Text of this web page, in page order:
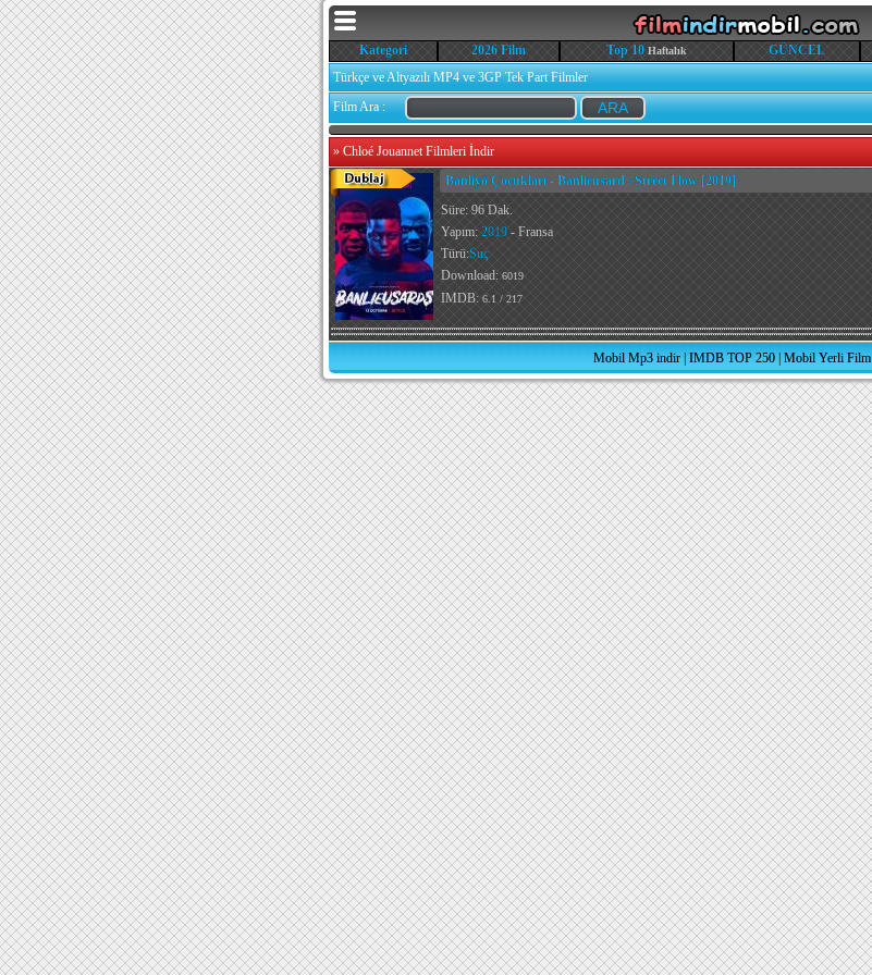
Kategori 2026 Film Top 10 Haftalık GÜNCEL
Türkçe ve Altyazılı MP4 ve 3GP Tek Part Filmler
Film Ara :
» Chloé Jouannet Filmleri İndir
Banliyö Çocukları - Banlieusard / Street Flow [2019]
Süre: 96 Dak.
Yapım: 2019 - Fransa
Türü:Suç
Download: 6019
IMDB: 6.1 / 217
Mobil Mp3 indir| IMDB TOP 250| Mobil Yerli Film